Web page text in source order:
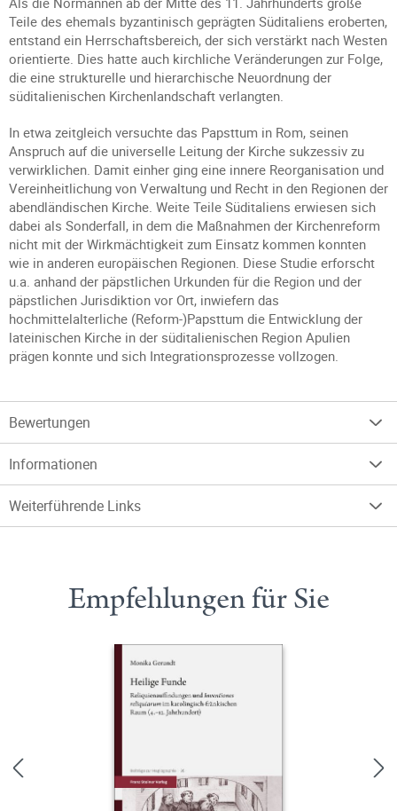
Teile des ehemals byzantinisch geprägten Süditaliens eroberten,
entstand ein Herrschaftsbereich, der sich verstärkt nach Westen
orientierte. Dies hatte auch kirchliche Veränderungen zur Folge,
die eine strukturelle und hierarchische Neuordnung der
süditalienischen Kirchenlandschaft verlangten.
In etwa zeitgleich versuchte das Papsttum in Rom, seinen
Anspruch auf die universelle Leitung der Kirche sukzessiv zu
verwirklichen. Damit einher ging eine innere Reorganisation und
Vereinheitlichung von Verwaltung und Recht in den Regionen der
abendländischen Kirche. Weite Teile Süditaliens erwiesen sich
dabei als Sonderfall, in dem die Maßnahmen der Kirchenreform
nicht mit der Wirkmächtigkeit zum Einsatz kommen konnten
wie in anderen europäischen Regionen. Diese Studie erforscht
u.a. anhand der päpstlichen Urkunden für die Region und der
päpstlichen Jurisdiktion vor Ort, inwiefern das
hochmittelalterliche (Reform-)Papsttum die Entwicklung der
lateinischen Kirche in der süditalienischen Region Apulien
prägen konnte und sich Integrationsprozesse vollzogen.
Bewertungen
Informationen
Weiterführende Links
Empfehlungen für Sie